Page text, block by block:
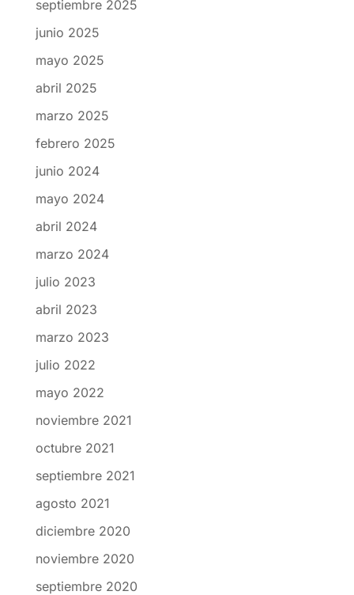
septiembre 2025
junio 2025
mayo 2025
abril 2025
marzo 2025
febrero 2025
junio 2024
mayo 2024
abril 2024
marzo 2024
julio 2023
abril 2023
marzo 2023
julio 2022
mayo 2022
noviembre 2021
octubre 2021
septiembre 2021
agosto 2021
diciembre 2020
noviembre 2020
septiembre 2020